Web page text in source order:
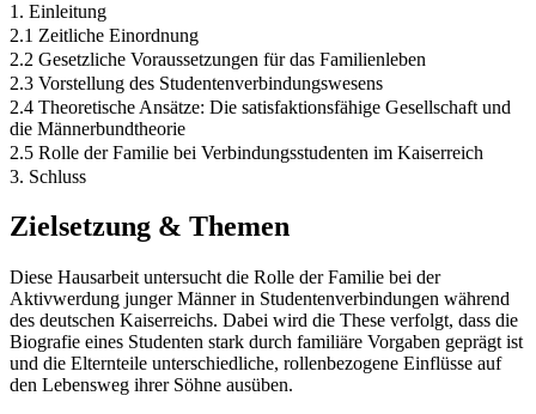
1. Einleitung
2.1 Zeitliche Einordnung
2.2 Gesetzliche Voraussetzungen für das Familienleben
2.3 Vorstellung des Studentenverbindungswesens
2.4 Theoretische Ansätze: Die satisfaktionsfähige Gesellschaft und
die Männerbundtheorie
2.5 Rolle der Familie bei Verbindungsstudenten im Kaiserreich
3. Schluss
Zielsetzung & Themen
Diese Hausarbeit untersucht die Rolle der Familie bei der
Aktivwerdung junger Männer in Studentenverbindungen während
des deutschen Kaiserreichs. Dabei wird die These verfolgt, dass die
Biografie eines Studenten stark durch familiäre Vorgaben geprägt ist
und die Elternteile unterschiedliche, rollenbezogene Einflüsse auf
den Lebensweg ihrer Söhne ausüben.